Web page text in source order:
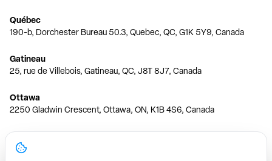
Québec
190-b, Dorchester Bureau 50.3, Quebec, QC, G1K 5Y9, Canada
Gatineau
25, rue de Villebois, Gatineau, QC, J8T 8J7, Canada
Ottawa
2250 Gladwin Crescent, Ottawa, ON, K1B 4S6, Canada
Toronto
150 Ferrand Dr, 6th Floor, Toronto, ON, M3C 3E5, Canada